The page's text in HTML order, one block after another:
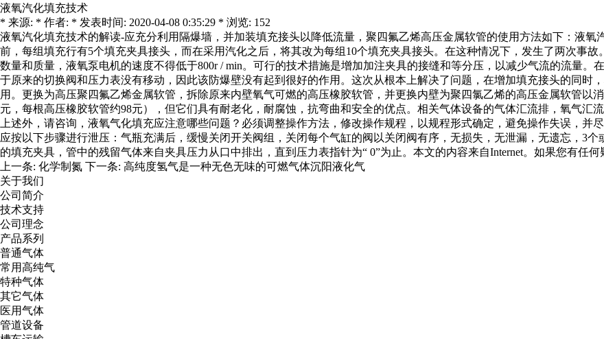
液氧汽化填充技术
* 来源: * 作者: * 发表时间: 2020-04-08 0:35:29 * 浏览: 152
液氧汽化填充技术的解读-应充分利用隔爆墙，并加装填充接头以降低流量，聚四氟乙烯高压金属软管的使用方法如下：液
前，每组填充行有5个填充夹具接头，而在采用汽化之后，将其改为每组10个填充夹具接头。在这种情况下，发生了两次事
数量和质量，液氧泵电机的速度不得低于800r / min。可行的技术措施是增加加注夹具的接缝和等分压，以减少气流的流量
于原来的切换阀和压力表没有移动，因此该防爆壁没有起到很好的作用。这次从根本上解决了问题，在增加填充接头的同时
用。更换为高压聚四氟乙烯金属软管，拆除原来内壁氧气可燃的高压橡胶软管，并更换内壁为聚四氯乙烯的高压金属软管以
元，每根高压橡胶软管约98元），但它们具有耐老化，耐腐蚀，抗弯曲和安全的优点。相关气体设备的气体汇流排，氧气汇
上述外，请咨询，液氧气化填充应注意哪些问题？必须调整操作方法，修改操作规程，以规程形式确定，避免操作失误，并
应按以下步骤进行泄压：气瓶充满后，缓慢关闭开关阀组，关闭每个气缸的阀以关闭阀有序，无损失，无泄漏，无遗忘，3
的填充夹具，管中的残留气体来自夹具压力从口中排出，直到压力表指针为“ 0”为止。本文的内容来自Internet。如果您有任何
上一条: 化学制氮 下一条: 高纯度氢气是一种无色无味的可燃气体沉阳液化气
关于我们
公司简介
技术支持
公司理念
产品系列
普通气体
常用高纯气
特种气体
其它气体
医用气体
管道设备